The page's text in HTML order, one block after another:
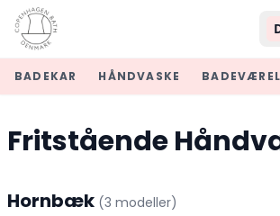
BADEKAR HÅNDVASKE
Fritstående
Hornbæk (3 modeller)